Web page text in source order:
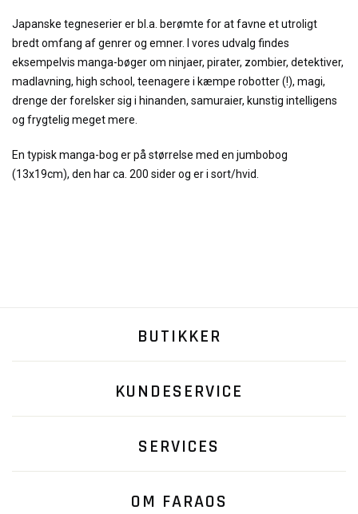
Japanske tegneserier er bl.a. berømte for at favne et utroligt
bredt omfang af genrer og emner. I vores udvalg findes
eksempelvis manga-bøger om ninjaer, pirater, zombier, detektiver,
madlavning, high school, teenagere i kæmpe robotter (!), magi,
drenge der forelsker sig i hinanden, samuraier, kunstig intelligens
og frygtelig meget mere.
En typisk manga-bog er på størrelse med en jumbobog
(13x19cm), den har ca. 200 sider og er i sort/hvid.
BUTIKKER
KUNDESERVICE
SERVICES
OM FARAOS